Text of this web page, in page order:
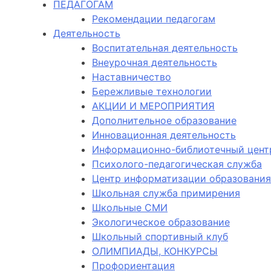
ПЕДАГОГАМ
Рекомендации педагогам
Деятельность
Воспитательная деятельность
Внеурочная деятельность
Наставничество
Бережливые технологии
АКЦИИ И МЕРОПРИЯТИЯ
Дополнительное образование
Инновационная деятельность
Информационно-библиотечный
Психолого-педагогическая служба
Центр информатизации образования
Школьная служба примирения
Школьные СМИ
Экологическое образование
Школьный спортивный клуб
ОЛИМПИАДЫ, КОНКУРСЫ
Профориентация